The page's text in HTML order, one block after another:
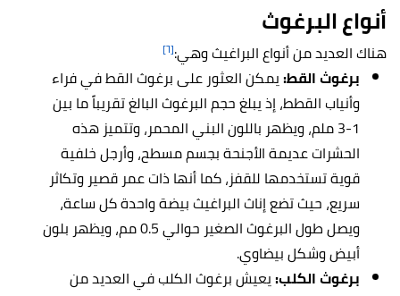
أنواع البرغوث
هناك العديد من أنواع البراغيث وهي:[٦]
برغوث القط:يمكن العثور على برغوث القط في فراء
وأنياب القطط، إذ يبلغ حجم البرغوث البالغ تقريباً ما بين
1-3 ملم، ويظهر باللون البني المحمر، وتتميز هذه
الحشرات عديمة الأجنحة بجسم مسطح، وأرجل خلفية
قوية تستخدمها للقفز، كما أنها ذات عمر قصير وتكاثر
سريع، حيث تضع إناث البراغيث بيضة واحدة كل ساعة،
ويصل طول البرغوث الصغير حوالي 0.5 مم، ويظهر بلون
أبيض وشكل بيضاوي.
برغوث الكلب:يعيش برغوث الكلب في العديد من